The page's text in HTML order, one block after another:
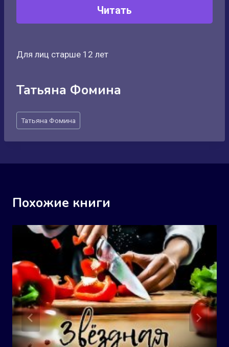
Читать
Для лиц старше 12 лет
Татьяна Фомина
Метки
записи:
Татьяна Фомина
Похожие книги